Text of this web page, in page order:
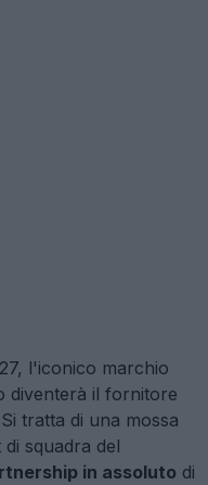
l'iconico marchio
diventerà il fornitore
tratta di una mossa
squadra del
in assoluto di